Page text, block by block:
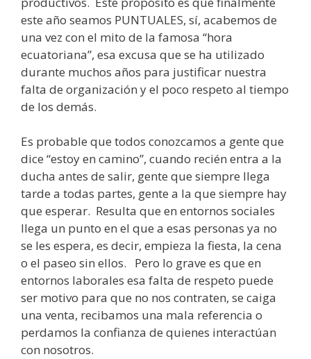
este año seamos PUNTUALES, sí, acabemos de
una vez con el mito de la famosa “hora
ecuatoriana”, esa excusa que se ha utilizado
durante muchos años para justificar nuestra
falta de organización y el poco respeto al tiempo
de los demás.
Es probable que todos conozcamos a gente que
dice “estoy en camino”, cuando recién entra a la
ducha antes de salir, gente que siempre llega
tarde a todas partes, gente a la que siempre hay
que esperar. Resulta que en entornos sociales
llega un punto en el que a esas personas ya no
se les espera, es decir, empieza la fiesta, la cena
o el paseo sin ellos. Pero lo grave es que en
entornos laborales esa falta de respeto puede
ser motivo para que no nos contraten, se caiga
una venta, recibamos una mala referencia o
perdamos la confianza de quienes interactúan
con nosotros.